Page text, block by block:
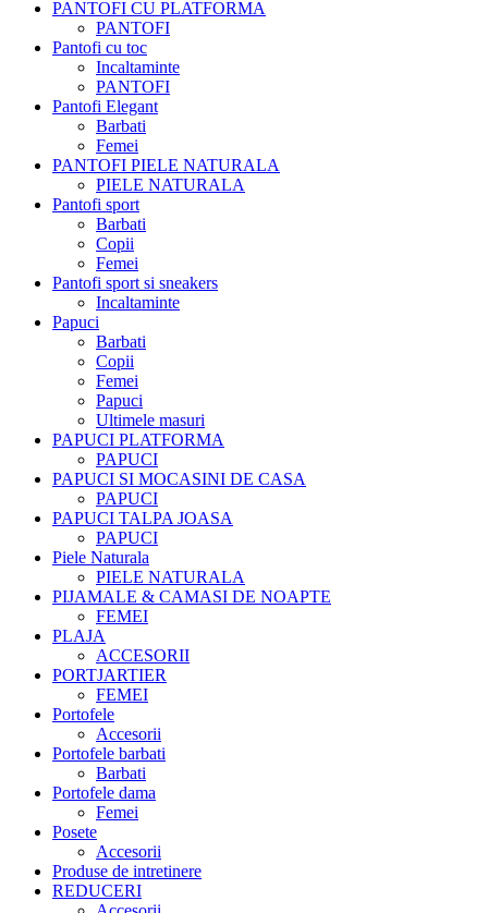
PANTOFI CU PLATFORMA
PANTOFI
Pantofi cu toc
Incaltaminte
PANTOFI
Pantofi Elegant
Barbati
Femei
PANTOFI PIELE NATURALA
PIELE NATURALA
Pantofi sport
Barbati
Copii
Femei
Pantofi sport si sneakers
Incaltaminte
Papuci
Barbati
Copii
Femei
Papuci
Ultimele masuri
PAPUCI PLATFORMA
PAPUCI
PAPUCI SI MOCASINI DE CASA
PAPUCI
PAPUCI TALPA JOASA
PAPUCI
Piele Naturala
PIELE NATURALA
PIJAMALE & CAMASI DE NOAPTE
FEMEI
PLAJA
ACCESORII
PORTJARTIER
FEMEI
Portofele
Accesorii
Portofele barbati
Barbati
Portofele dama
Femei
Posete
Accesorii
Produse de intretinere
REDUCERI